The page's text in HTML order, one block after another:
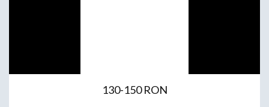
130-150 RON